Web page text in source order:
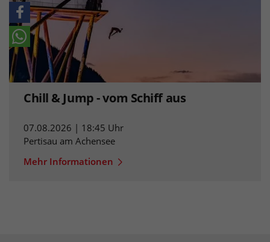
Chill & Jump - vom Schiff aus
07.08.2026 | 18:45 Uhr
Pertisau am Achensee
Mehr Informationen